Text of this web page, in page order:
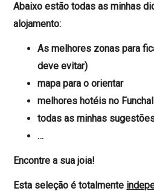
Abaixo estão todas as minhas
alojamento:
As melhores zonas para
deve evitar)
mapa para o orientar
melhores hotéis no Funchal
todas as minhas
…
Encontre a sua joia!
Esta seleção étotalmente